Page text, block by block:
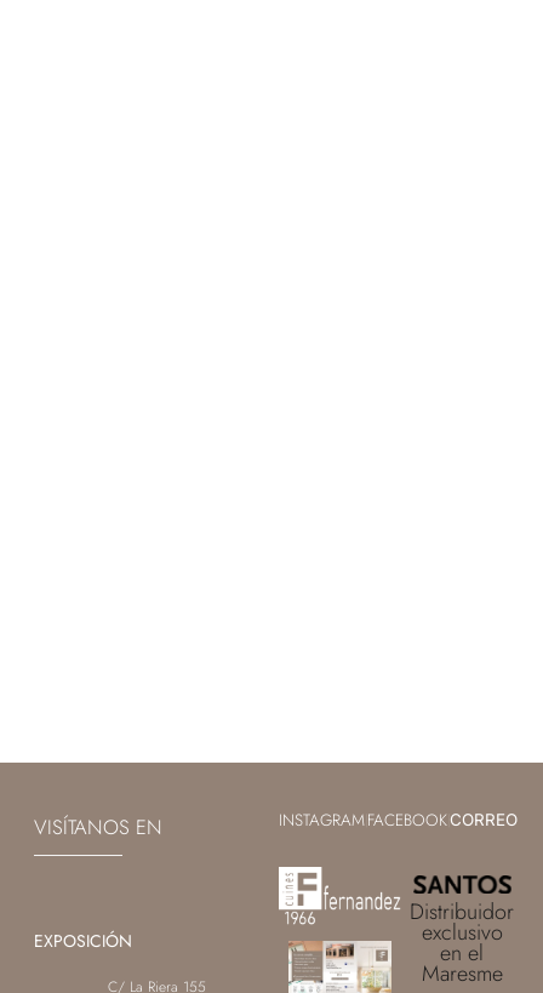
VISÍTANOS EN
EXPOSICIÓN
C/ La Riera 155
INSTAGRAMFACEBOOKCORREO
Distribuidor
exclusivo
en el
Maresme